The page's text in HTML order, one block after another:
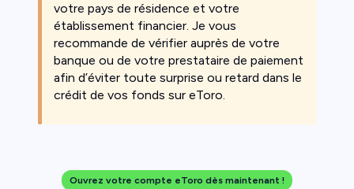
votre pays de résidence et votre
établissement financier. Je vous
recommande de vérifier auprès de votre
banque ou de votre prestataire de paiement
afin d’éviter toute surprise ou retard dans le
crédit de vos fonds sur eToro.
Ouvrez votre compte eToro dès maintenant !